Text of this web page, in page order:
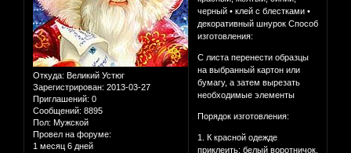
Откуда: Великий Устюг
Зарегистрирован: 2013-03-27
Приглашений: 0
Сообщений: 8895
Пол: Мужской
Провел на форуме:
1 месяц 6 дней
черный • клей с блестками •
декоративный шнурок Способ
изготовления:
С листа перенести образцы
на выбранный картон или
бумагу, а затем вырезать
необходимые элементы
Порядок изготовления:
1. К красной одежде
приклеить: белый воротничок,